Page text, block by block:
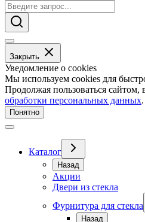
Закрыть
Уведомление о cookies
Мы используем cookies для
Продолжая пользоваться
обработки персональных данных.
Понятно
Каталог
Назад
Акции
Двери из стекла
Фурнитура для стекла
Назад